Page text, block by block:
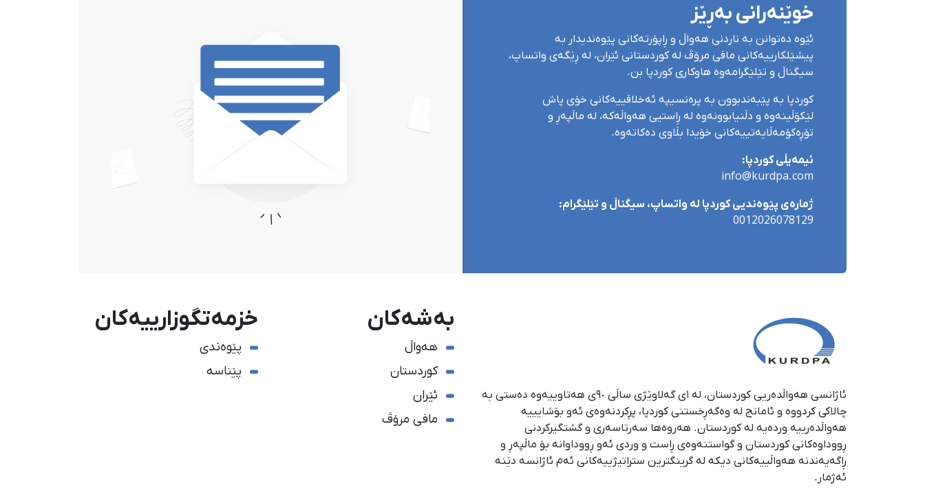
خوێنەرانی بەڕێز
ئێوە دەتوانن بە ناردنی هەواڵ و ڕاپۆرتەکانی پێوەندیدار بە
پیشێلکارییەکانی مافی مرۆڤ لە کوردستانی ئێران، لە ڕێگەی واتساپ،
سیگناڵ و تێلێگرامەوە هاوکاری کوردپا بن.
کوردپا بە پێبەندبوون بە پرەنسیپە ئەخلاقییەکانی خۆی پاش
لێکۆڵینەوە و دڵنیابوونەوە لە ڕاستیی هەواڵەکە، لە ماڵپەڕ و
تۆڕەکۆمەڵایەتییەکانی خۆیدا بڵاوی دەکاتەوە.
ئیمەیڵی کوردپا:
info@kurdpa.com
ژمارەی پێوەندیی کوردپا لە واتساپ، سیگناڵ و تێلێگرام:
0012026078129
ئاژانسی هەواڵدەریی کوردستان، لە ١ی گەلاوێژی ساڵی ٩٠ی هەتاوییەوە دەستی بە
چالاکی کردووە و ئامانج لە وەگەڕخستنی كوردپا، پڕكردنەوەی ئەو بۆشایییە
هەواڵدەرییە وردەیە لە كوردستان. هەروەها سەرتاسەری و گشتگیركردنی
ڕووداوەكانی كوردستان و گواستنەوەی ڕاست و وردی ئەو ڕووداوانە بۆ ماڵپەڕ و
ڕاگەیەندنە هەواڵییەكانی دیكە لە گرینگترین ستراتیژییەكانی ئەم ئاژانسە دێنە
ئەژمار.
بەشەکان
هەواڵ
کوردستان
ئێران
مافی مرۆڤ
خزمەتگوزارییەکان
پێوەندی
پێناسە